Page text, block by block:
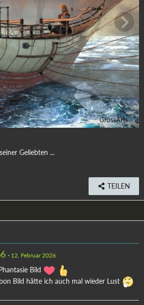
Geliebten ...
TEILEN
12. Februar 2026
Bild
Bild hätte ich auch mal wieder Lust